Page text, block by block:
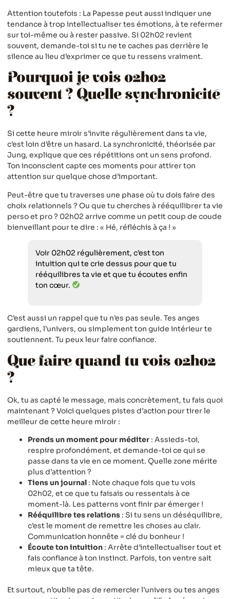
Attention toutefois : La Papesse peut aussi indiquer une
tendance à trop intellectualiser tes émotions, à te refermer
sur toi-même ou à rester passive. Si 02h02 revient
souvent, demande-toi si tu ne te caches pas derrière le
silence au lieu d’exprimer ce que tu ressens vraiment.
Pourquoi je vois 02h02
souvent ? Quelle synchronicité
?
Si cette heure miroir s’invite régulièrement dans ta vie,
c’est loin d’être un hasard. La synchronicité, théorisée par
Jung, explique que ces répétitions ont un sens profond.
Ton inconscient capte ces moments pour attirer ton
attention sur quelque chose d’important.
Peut-être que tu traverses une phase où tu dois faire des
choix relationnels ? Ou que tu cherches à rééquilibrer ta vie
perso et pro ? 02h02 arrive comme un petit coup de coude
bienveillant pour te dire : « Hé, réfléchis à ça ! »
Voir 02h02 régulièrement, c’est ton
intuition qui te crie dessus pour que tu
rééquilibres ta vie et que tu écoutes enfin
ton cœur.
C’est aussi un rappel que tu n’es pas seule. Tes anges
gardiens, l’univers, ou simplement ton guide intérieur te
soutiennent. Tu peux leur faire confiance.
Que faire quand tu vois 02h02
?
Ok, tu as capté le message, mais concrètement, tu fais quoi
maintenant ? Voici quelques pistes d’action pour tirer le
meilleur de cette heure miroir :
Prends un moment pour méditer : Assieds-toi,
respire profondément, et demande-toi ce qui se
passe dans ta vie en ce moment. Quelle zone mérite
plus d’attention ?
Tiens un journal : Note chaque fois que tu vois
02h02, et ce que tu faisais ou ressentais à ce
moment-là. Les patterns vont finir par émerger !
Rééquilibre tes relations : Si tu sens un déséquilibre,
c’est le moment de remettre les choses au clair.
Communication honnête = clé du bonheur !
Écoute ton intuition : Arrête d’intellectualiser tout et
fais confiance à ton instinct. Parfois, ton ventre sait
mieux que ta tête.
Et surtout, n’oublie pas de remercier l’univers ou tes anges